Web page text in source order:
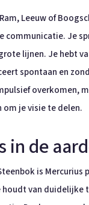
Leeuw of
communicatie. Je
lijnen. Je hebt
spontaan en
overkomen,
om je visie te delen.
in de
is Mercurius
van duidelijke